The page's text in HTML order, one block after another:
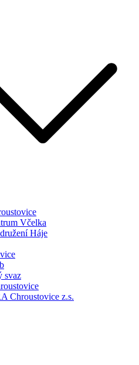
Včelka
Háje
svaz
Chroustovice z.s.